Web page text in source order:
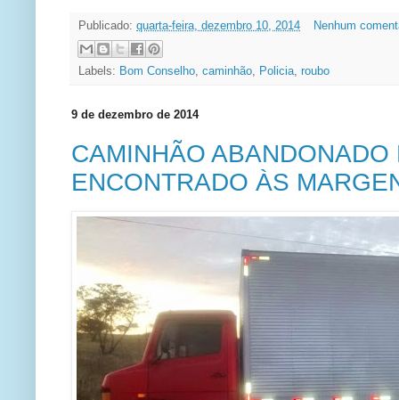
Publicado: quarta-feira, dezembro 10, 2014 Nenhum
Labels: Bom Conselho caminhão Policia roubo
9 de dezembro de 2014
CAMINHÃO ABANDONADO
ENCONTRADO ÀS